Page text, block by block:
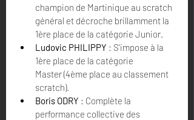
champion de Martinique au scratch
général et décroche brillamment la
1ère place de la catégorie Junior.
Ludovic PHILIPPY : S'impose à la
1ère place de la catégorie
Master (4ème place au classement
scratch).
Boris ODRY : Complète la
performance collective des